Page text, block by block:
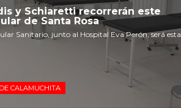
y Schiaretti recorrerán este
de Santa Rosa
Sanitario, junto al Hospital Eva Perón, será esta
CALAMUCHITA